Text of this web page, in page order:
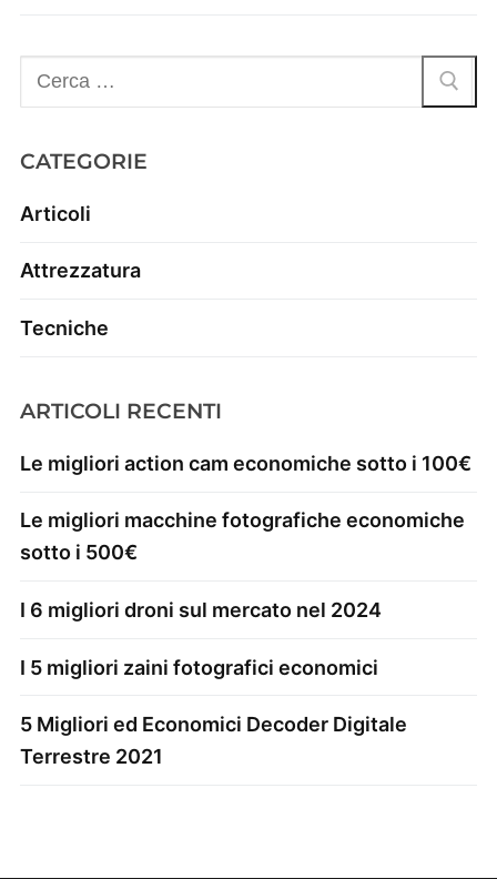
CATEGORIE
Articoli
Attrezzatura
Tecniche
ARTICOLI RECENTI
Le migliori action cam economiche sotto i 100€
Le migliori macchine fotografiche economiche
sotto i 500€
I 6 migliori droni sul mercato nel 2024
I 5 migliori zaini fotografici economici
5 Migliori ed Economici Decoder Digitale
Terrestre 2021